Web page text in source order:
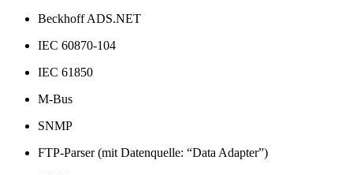
Beckhoff ADS.NET
IEC 60870-104
IEC 61850
M-Bus
SNMP
FTP-Parser (mit Datenquelle: “Data Adapter”)